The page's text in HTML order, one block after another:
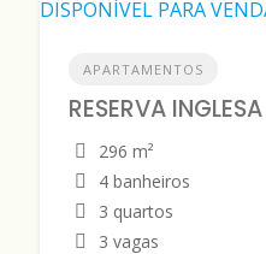
APARTAMENTOS
296 m²
4 banheiros
3 quartos
3 vagas